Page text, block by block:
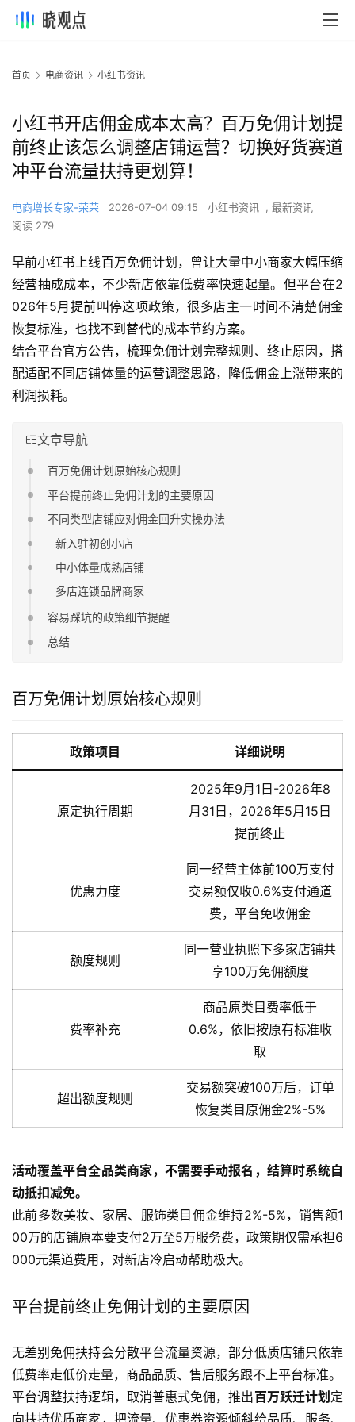
首页 电商资讯 小红书资讯
小红书开店佣金成本太高？百万免佣计划提
前终止该怎么调整店铺运营？切换好货赛道
冲平台流量扶持更划算！
电商增长专家-荣荣 2026-07-04 09:15 小红书资讯 , 最新资讯
阅读 279
早前小红书上线百万免佣计划，曾让大量中小商家大幅压缩
经营抽成成本，不少新店依靠低费率快速起量。但平台在2
026年5月提前叫停这项政策，很多店主一时间不清楚佣金
恢复标准，也找不到替代的成本节约方案。
结合平台官方公告，梳理免佣计划完整规则、终止原因，搭
配适配不同店铺体量的运营调整思路，降低佣金上涨带来的
利润损耗。
文章导航
百万免佣计划原始核心规则
平台提前终止免佣计划的主要原因
不同类型店铺应对佣金回升实操办法
新入驻初创小店
中小体量成熟店铺
多店连锁品牌商家
容易踩坑的政策细节提醒
总结
百万免佣计划原始核心规则
政策项目 详细说明
原定执行周期
2025年9月1日-2026年8
月31日，2026年5月15日
提前终止
优惠力度
同一经营主体前100万支付
交易额仅收0.6%支付通道
费，平台免收佣金
额度规则
同一营业执照下多家店铺共
享100万免佣额度
费率补充
商品原类目费率低于
0.6%，依旧按原有标准收
取
超出额度规则
交易额突破100万后，订单
恢复类目原佣金2%-5%
活动覆盖平台全品类商家，不需要手动报名，结算时系统自
动抵扣减免。
此前多数美妆、家居、服饰类目佣金维持2%-5%，销售额1
00万的店铺原本要支付2万至5万服务费，政策期仅需承担6
000元渠道费用，对新店冷启动帮助极大。
平台提前终止免佣计划的主要原因
无差别免佣扶持会分散平台流量资源，部分低质店铺只依靠
低费率走低价走量，商品品质、售后服务跟不上平台标准。
平台调整扶持逻辑，取消普惠式免佣，推出百万跃迁计划 定
向扶持优质商家，把流量、优惠券资源倾斜给品质、服务、